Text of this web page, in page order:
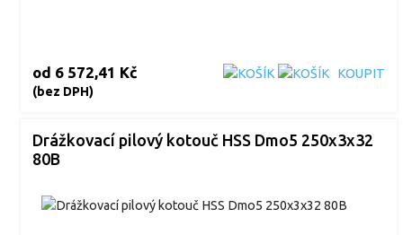
od 6 572,41 Kč
(bez DPH)
KOUPIT
Drážkovací pilový kotouč HSS Dmo5 250x3x32
80B